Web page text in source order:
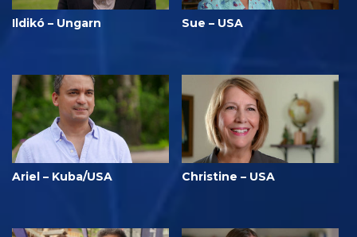
Ildikó – Ungarn Sue – USA
Ariel – Kuba/USA Christine – USA